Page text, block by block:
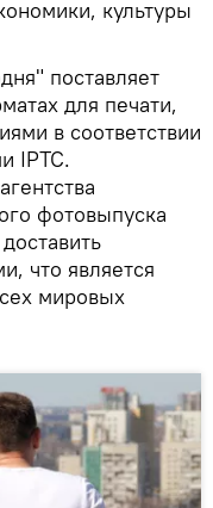
культуры
поставляет
для печати,
в соответствии
IPTC.
фотовыпуска
что является
мировых